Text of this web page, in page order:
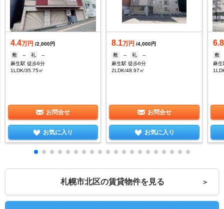
4.4万円 /2,000円
敷
-- 礼
--
麻生駅 徒歩6分
1LDK/35.75㎡
お問合せ
お気に入り
8.1万円 /4,000円
敷
-- 礼
--
麻生駅 徒歩6分
2LDK/48.97㎡
お問合せ
お気に入り
6.8
敷
麻
札幌市北区の賃貸物件を見る ＞